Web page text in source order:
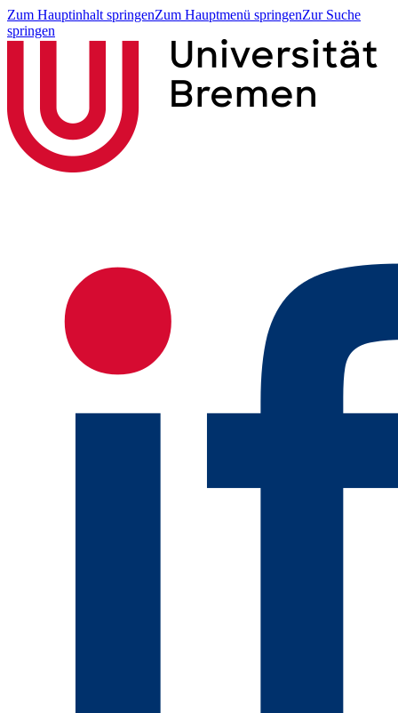
Zum Hauptinhalt springenZum Hauptmenü springenZur Suche
springen